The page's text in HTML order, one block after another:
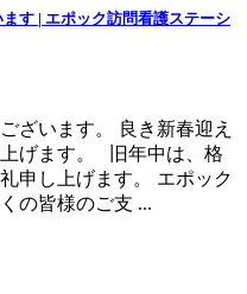
す | エポック訪問看護ステーシ
ざいます。 良き新春迎え
げます。 旧年中は、格
申し上げます。 エポック
の皆様のご支 ...